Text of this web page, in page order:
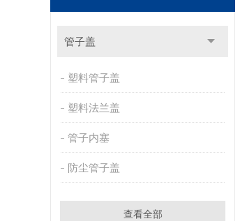
管子盖
塑料管子盖
塑料法兰盖
管子内塞
防尘管子盖
查看全部